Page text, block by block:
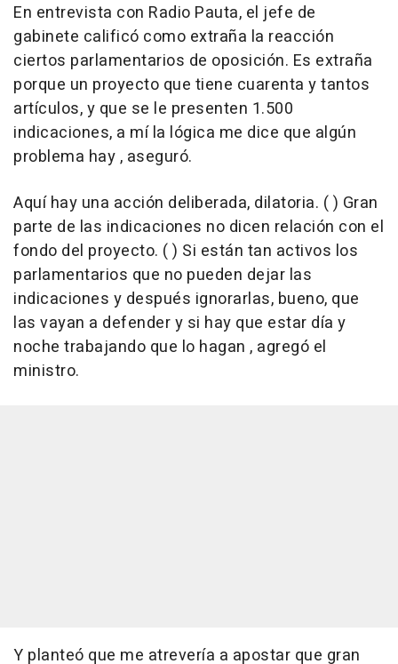
En entrevista con Radio Pauta, el jefe de
gabinete calificó como extraña la reacción
ciertos parlamentarios de oposición. Es extraña
porque un proyecto que tiene cuarenta y tantos
artículos, y que se le presenten 1.500
indicaciones, a mí la lógica me dice que algún
problema hay , aseguró.
Aquí hay una acción deliberada, dilatoria. ( ) Gran
parte de las indicaciones no dicen relación con el
fondo del proyecto. ( ) Si están tan activos los
parlamentarios que no pueden dejar las
indicaciones y después ignorarlas, bueno, que
las vayan a defender y si hay que estar día y
noche trabajando que lo hagan , agregó el
ministro.
Y planteó que me atrevería a apostar que gran